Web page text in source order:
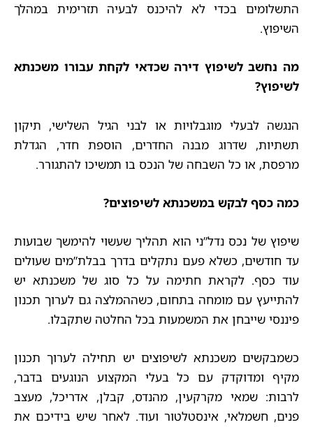
התשלומים בכדי לא להיכנס לבעיה תזרימית במהלך
השיפוץ.
מה נחשב לשיפוץ דירה שכדאי לקחת עבורו משכנתא
לשיפוץ?
הנגשה לבעלי מוגבלויות או לבני הגיל השלישי, תיקון
תשתיות, שדרוג מבנה החדרים, הוספת חדר, הגדלת
מרפסת, או כל השבחה של הנכס בו תמשיכו להתגורר.
כמה כסף לבקש במשכנתא לשיפוצים?
שיפוץ של נכס נדל”ני הוא תהליך שעשוי להימשך שבועות
עד חודשים, כשלא פעם נתקלים בדרך בבלת”מים שעולים
עוד כסף. לקראת חתימה על כל סוג של משכנתא יש
להתייעץ עם מומחה בתחום, כשההמלצה גם לערוך תכנון
פיננסי שייבחן את המשמעות בכל החלטה שתקבלו.
כשמבקשים משכנתא לשיפוצים יש תחילה לערוך תכנון
מקיף ומדוקדק עם כל בעלי המקצוע הנוגעים בדבר,
לרבות: שמאי מקרקעין, מהנדס, קבלן, אדריכל, מעצב
פנים, חשמלאי, אינסטלטור ועוד. לאחר שיש בידיכם את